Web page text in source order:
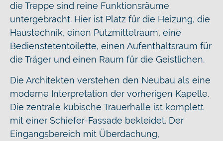
die Treppe sind reine Funktionsräume
untergebracht. Hier ist Platz für die Heizung, die
Haustechnik, einen Putzmittelraum, eine
Bedienstetentoilette, einen Aufenthaltsraum für
die Träger und einen Raum für die Geistlichen.
Die Architekten verstehen den Neubau als eine
moderne Interpretation der vorherigen Kapelle.
Die zentrale kubische Trauerhalle ist komplett
mit einer Schiefer-Fassade bekleidet. Der
Eingangsbereich mit Überdachung,